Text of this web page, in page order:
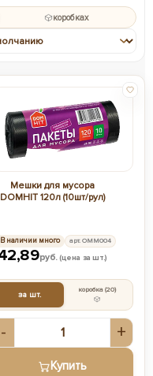
коробках
Мешки для мусора
DOMHIT 120л (10шт/рул)
руб.(цена за шт.)
- +
за шт. коробка(20)
Купить
В наличии много арт. ОММ004